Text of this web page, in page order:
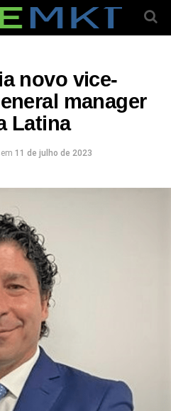
novo vice-
manager
Latina
em 11 de julho de 2023